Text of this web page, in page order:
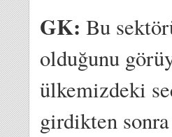
GK: Bu
olduğunu
ülkemizdeki
girdikten